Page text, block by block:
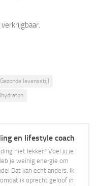
verkrijgbaar.
Gezonde levensstijl
en lifestyle coach
niet lekker? Voel jij je
je weinig energie om
Dat kan echt anders. Ik
ik oprecht geloof in